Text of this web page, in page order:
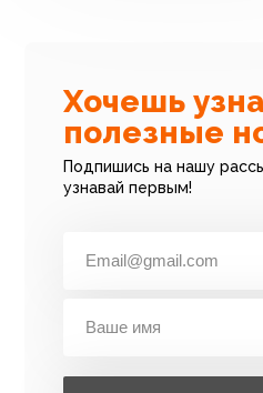
Хочешь
полезные
Подпишись на нашу
узнавай первым!